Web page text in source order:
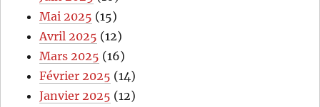
Mai 2025 (15)
Avril 2025 (12)
Mars 2025 (16)
Février 2025 (14)
Janvier 2025 (12)